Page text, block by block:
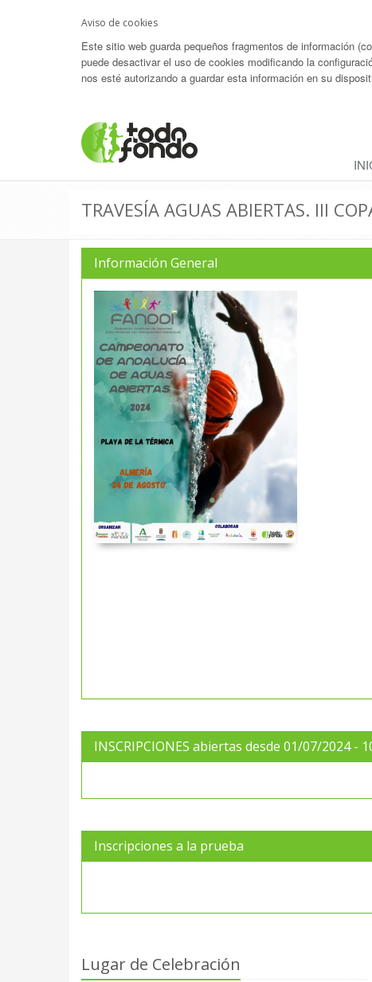
Aviso de cookies
Este sitio web guarda pequeños fragmentos de información
puede desactivar el uso de cookies modificando la
nos esté autorizando a guardar esta información en su
TRAVESÍA AGUAS ABIERTAS. III
Información General
INSCRIPCIONES abiertas desde 01/07/2024 -
Inscripciones a la prueba
Lugar de Celebración